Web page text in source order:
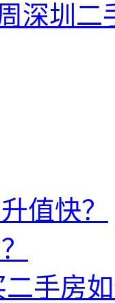
深圳二
值快？
手房